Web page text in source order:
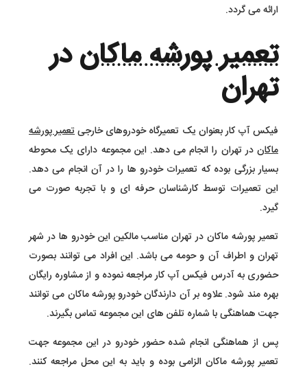
ارائه می گردد.
تعمیر پورشه ماکاندر
تهران
فیکس آپ کار بعنوان یک تعمیرگاه خودروهای خارجیتعمیر پورشه
ماکان در تهران را انجام می دهد. این مجموعه دارای یک محوطه
بسیار بزرگی بوده که تعمیرات خودرو ها را در آن انجام می دهد.
این تعمیرات توسط کارشناسان حرفه ای و با تجربه صورت می
گیرد.
تعمیر پورشه ماکان در تهران مناسب مالکین این خودرو ها در شهر
تهران و اطراف آن و حومه می باشد. این افراد می توانند بصورت
حضوری به آدرس فیکس آپ کار مراجعه نموده و از مشاوره رایگان
بهره مند شود. علاوه بر آن دارندگان خودرو پورشه ماکان می توانند
جهت هماهنگی با شماره تلفن های این مجموعه تماس بگیرند.
پس از هماهنگی انجام شده حضور خودرو در این مجموعه جهت
تعمیر پورشه ماکان الزامی بوده و باید به این محل مراجعه کنند.